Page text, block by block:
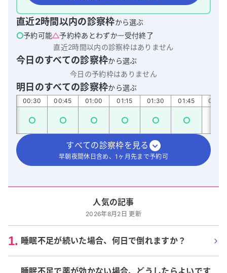
直近2時間以内の診察枠から選ぶ
予約可能
予約枠あとわずか
受付終了
直近2時間以内の診察枠はありません
今日のすべての診察枠から選ぶ
今日の予約枠はありません
明日のすべての診察枠から選ぶ
00:30 00:45 01:00 01:15 01:30 01:45 02:00
すべての診察枠を見る
早朝夜間休日含め、1ヶ月先まで予約可
人気の記事
2026年8月2日 更新
1. 睡眠不足が続いた場合、何日で倒れますか？
睡眠不足で薬が効かない場合、どうしたらよいです